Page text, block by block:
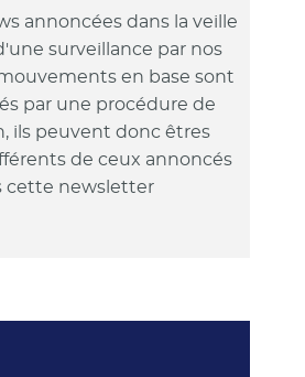
annoncées dans la veille
surveillance par nos
en base sont
par une procédure de
ils peuvent donc êtres
de ceux annoncés
cette newsletter